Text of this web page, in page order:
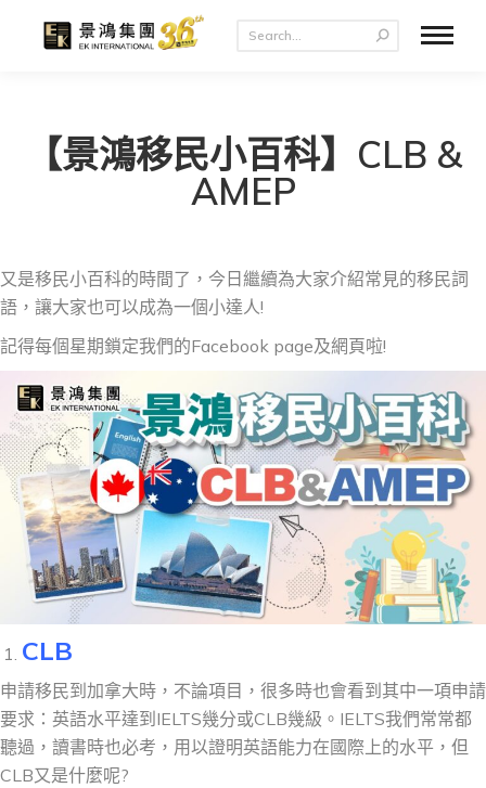
【景鴻移民小百科】CLB &
AMEP
又是移民小百科的時間了，今日繼續為大家介紹常見的移民詞
語，讓大家也可以成為一個小達人!
記得每個星期鎖定我們的Facebook page及網頁啦!
CLB
申請移民到加拿大時，不論項目，很多時也會看到其中一項申請
要求：英語水平達到IELTS幾分或CLB幾級。IELTS我們常常都
聽過，讀書時也必考，用以證明英語能力在國際上的水平，但
CLB又是什麼呢?